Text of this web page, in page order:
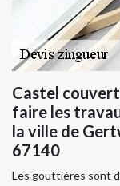
Castel
faire les
la ville de
67140
Les gouttières sont